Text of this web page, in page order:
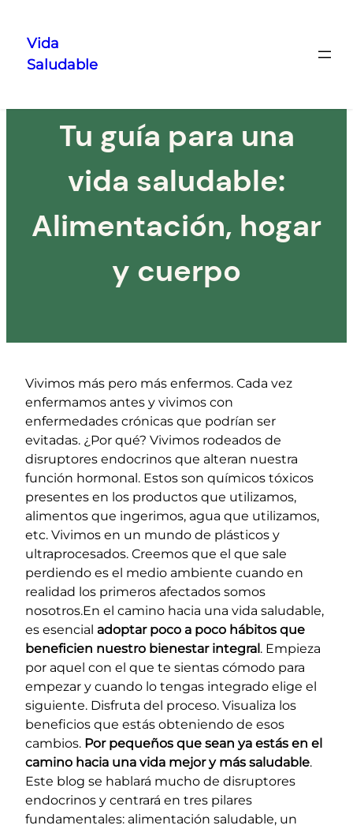
Saltar
contenido
Vida
Saludable
Tu guía para una
vida saludable:
Alimentación, hogar
y cuerpo
Vivimos más pero más enfermos. Cada vez
enfermamos antes y vivimos con
enfermedades crónicas que podrían ser
evitadas. ¿Por qué? Vivimos rodeados de
disruptores endocrinos que alteran nuestra
función hormonal. Estos son químicos tóxicos
presentes en los productos que utilizamos,
alimentos que ingerimos, agua que utilizamos,
etc. Vivimos en un mundo de plásticos y
ultraprocesados. Creemos que el que sale
perdiendo es el medio ambiente cuando en
realidad los primeros afectados somos
nosotros.En el camino hacia una vida saludable,
es esencial adoptar poco a poco hábitos que
beneficien nuestro bienestar integral. Empieza
por aquel con el que te sientas cómodo para
empezar y cuando lo tengas integrado elige el
siguiente. Disfruta del proceso. Visualiza los
beneficios que estás obteniendo de esos
cambios. Por pequeños que sean ya estás en el
camino hacia una vida mejor y más saludable.
Este blog se hablará mucho de disruptores
endocrinos y centrará en tres pilares
fundamentales: alimentación saludable, un